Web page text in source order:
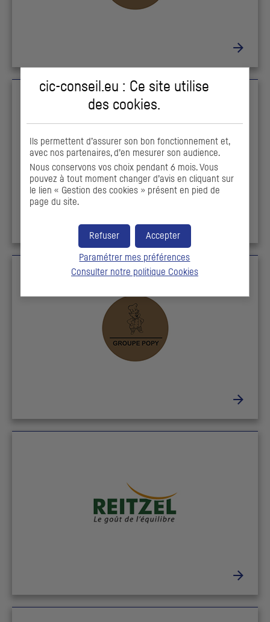
cic-conseil.eu : Ce site utilise
des cookies.
Ils permettent d’assurer son bon fonctionnement et,
avec nos partenaires, d’en mesurer son audience.
Nous conservons vos choix pendant 6 mois. Vous
pouvez à tout moment changer d’avis en cliquant sur
le lien « Gestion des cookies » présent en pied de
page du site.
Accepter
Refuser
Paramétrer mes préférences
Consulter notre politique Cookies